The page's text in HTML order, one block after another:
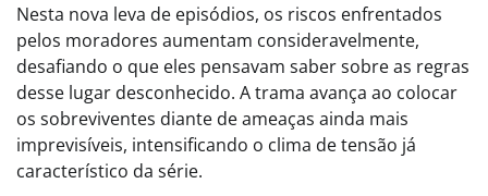
Nesta nova leva de episódios, os riscos enfrentados
pelos moradores aumentam consideravelmente,
desafiando o que eles pensavam saber sobre as regras
desse lugar desconhecido. A trama avança ao colocar
os sobreviventes diante de ameaças ainda mais
imprevisíveis, intensificando o clima de tensão já
característico da série.